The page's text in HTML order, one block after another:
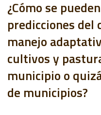
¿Cómo se
predicciones del
manejo
cultivos y
municipio o
de municipios?